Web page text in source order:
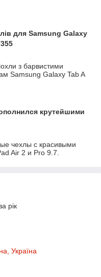
для Samsung Galaxy
з барвистими
Samsung Galaxy Tab A
крутейшими
чехлы с красивыми
Air 2 и Pro 9.7.
рік
Україна